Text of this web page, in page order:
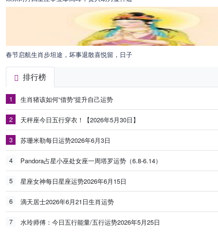
春节启航生肖步坦途，坏事退散喜悦留，日子
排行榜
1 生肖猪该如何“借势”提升自己运势
2 天秤座今日五行穿衣！【2026年5月30日】
3 苏珊米勒每日运势2026年6月3日
4 Pandora占星小巫处女座一周塔罗运势（6.8-6.14）
5 星座女神每日星座运势2026年6月15日
6 滴天居士2026年6月21日生肖运势
7 水玲师傅：今日五行能量/五行运势2026年5月25日